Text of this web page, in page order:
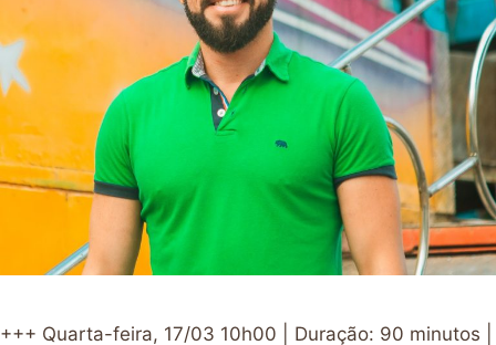
+++ Quarta-feira, 17/03 10h00 | Duração: 90 minutos |